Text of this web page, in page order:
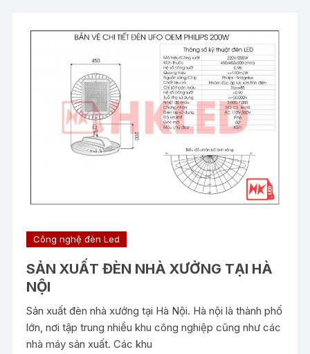
Công nghệ đèn Led
SẢN XUẤT ĐÈN NHÀ XƯỞNG TẠI HÀ
NỘI
Sản xuất đèn nhà xưởng tại Hà Nội. Hà nội là thành phố
lớn, nơi tập trung nhiều khu công nghiệp cũng như các
nhà máy sản xuất. Các khu